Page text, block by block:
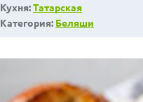
Кухня:Татарская
Категория: Беляши